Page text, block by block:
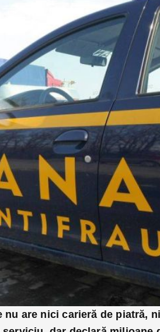
nu are nici carieră de piatră,